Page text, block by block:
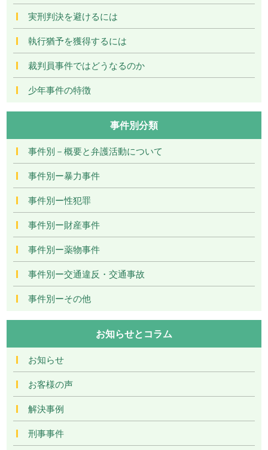
実刑判決を避けるには
執行猶予を獲得するには
裁判員事件ではどうなるのか
少年事件の特徴
事件別分類
事件別－概要と弁護活動について
事件別ー暴力事件
事件別ー性犯罪
事件別ー財産事件
事件別ー薬物事件
事件別ー交通違反・交通事故
事件別ーその他
お知らせとコラム
お知らせ
お客様の声
解決事例
刑事事件